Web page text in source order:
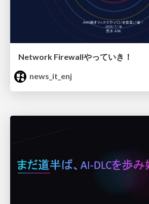
Network Firewallやっていき！
news_it_enj